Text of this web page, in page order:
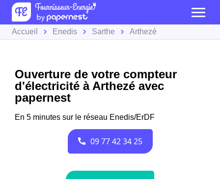
Accueil Enedis Sarthe Arthezé